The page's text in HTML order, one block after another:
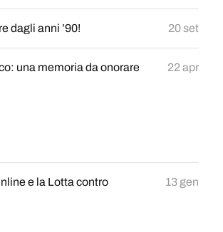
dagli anni ’90! 20 set
una memoria da onorare
22 apr
e la Lotta contro
13 gen